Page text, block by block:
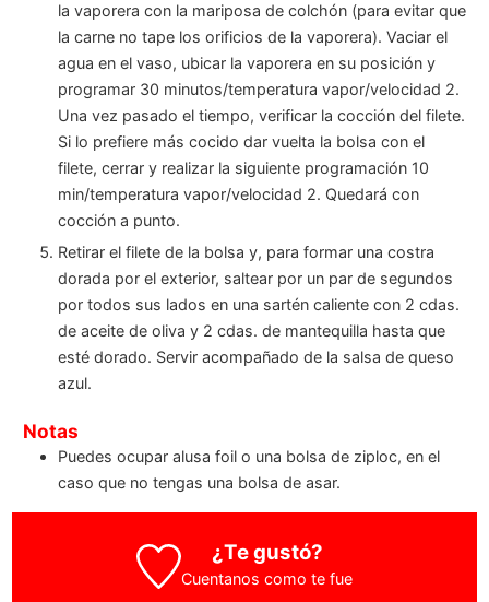
la vaporera con la mariposa de colchón (para evitar que
la carne no tape los orificios de la vaporera). Vaciar el
agua en el vaso, ubicar la vaporera en su posición y
programar 30 minutos/temperatura vapor/velocidad 2.
Una vez pasado el tiempo, verificar la cocción del filete.
Si lo prefiere más cocido dar vuelta la bolsa con el
filete, cerrar y realizar la siguiente programación 10
min/temperatura vapor/velocidad 2. Quedará con
cocción a punto.
Retirar el filete de la bolsa y, para formar una costra
dorada por el exterior, saltear por un par de segundos
por todos sus lados en una sartén caliente con 2 cdas.
de aceite de oliva y 2 cdas. de mantequilla hasta que
esté dorado. Servir acompañado de la salsa de queso
azul.
Notas
Puedes ocupar alusa foil o una bolsa de ziploc, en el
caso que no tengas una bolsa de asar.
¿Te gustó?
Cuentanos como te fue